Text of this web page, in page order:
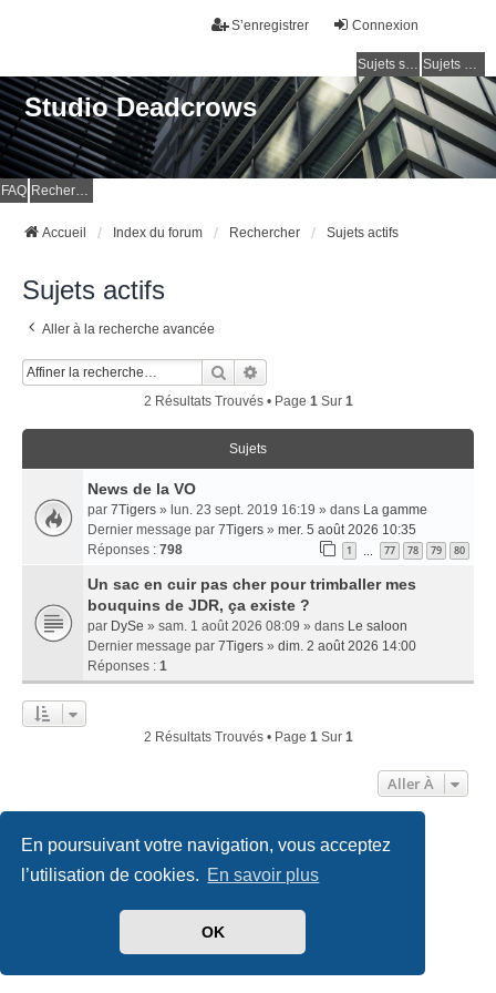
En poursuivant votre navigation, vous acceptez
l’utilisation de cookies. En savoir plus
OK
Connexion
S’enregistrer
Sujets sans réponse Sujets actifs
Studio Deadcrows
FAQ Rechercher
Accueil Index du forum Rechercher Sujets actifs
Sujets actifs
Aller à la recherche avancée
Rechercher
2 Résultats Trouvés • Page 1Sur 1
Sujets
News de la VO
par 7Tigers » lun. 23 sept. 2019 16:19 » dans La gamme
Dernier message par 7Tigers » mer. 5 août 2026 10:35
Réponses : 798 1 77 78 79 80
Un sac en cuir pas cher pour trimballer mes
bouquins de JDR, ça existe ?
par DySe » sam. 1 août 2026 08:09 » dans Le saloon
Dernier message par 7Tigers » dim. 2 août 2026 14:00
Réponses : 1
2 Résultats Trouvés • Page 1Sur 1
Aller À
Accueil Index du forum Nous contacter
phpBB-fr.com
created by INVENTEA & v12mike
Conditions